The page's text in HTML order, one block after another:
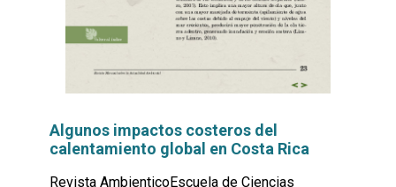
Algunos impactos costeros del
calentamiento global en Costa Rica
Revista AmbienticoEscuela de Ciencias